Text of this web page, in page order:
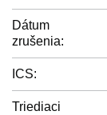
Dátum
zrušenia:
ICS:
Triediaci